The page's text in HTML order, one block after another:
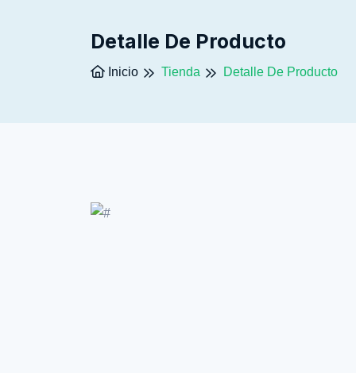
Detalle De Producto
Inicio Tienda Detalle De Producto